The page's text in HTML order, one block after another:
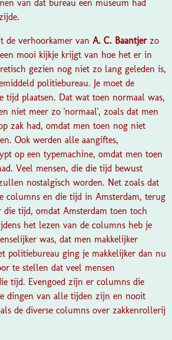
van dat bureau een museum had
de verhoorkamer van A. C. Baantjer zo
mooi kijkje krijgt van hoe het er in
gezien nog niet zo lang geleden is,
politiebureau. Je moet de
tijd plaatsen. Dat wat toen normaal was,
niet meer zo 'normaal', zoals dat men
zak had, omdat men toen nog niet
Ook werden alle aangiftes,
op een typemachine, omdat men toen
Veel mensen, die die tijd bewust
nostalgisch worden. Net zoals dat
columns en die tijd in Amsterdam, terug
tijd, omdat Amsterdam toen toch
het lezen van de columns heb je
was, dat men makkelijker
politiebureau ging je makkelijker dan nu
te stellen dat veel mensen
tijd. Evengoed zijn er columns die
dingen van alle tijden zijn en nooit
de diverse columns over zakkenrollerij